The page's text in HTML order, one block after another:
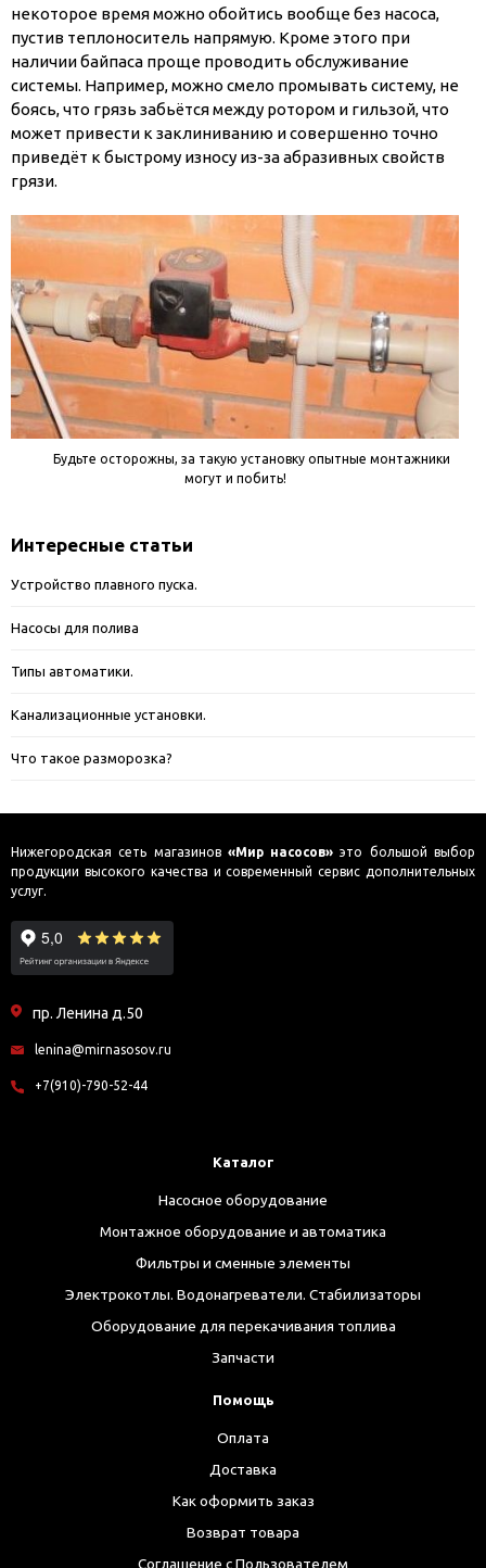
Интересные статьи
Устройство плавного пуска.
Насосы для полива
Типы автоматики.
Канализационные установки.
Что такое разморозка?
некоторое время можно обойтись вообще без насоса,
пустив теплоноситель напрямую. Кроме этого при
наличии байпаса проще проводить обслуживание
системы. Например, можно смело промывать систему, не
боясь, что грязь забьётся между ротором и гильзой, что
может привести к заклиниванию и совершенно точно
приведёт к быстрому износу из-за абразивных свойств
грязи.
Будьте осторожны, за такую установку опытные монтажники
могут и побить!
Нижегородская сеть магазинов «Мир насосов» это большой выбор
продукции высокого качества и современный сервис дополнительных
услуг.
пр. Ленина д.50
lenina@mirnasosov.ru
+7(910)-790-52-44
Каталог
Насосное оборудование
Монтажное оборудование и автоматика
Фильтры и сменные элементы
Электрокотлы. Водонагреватели. Стабилизаторы
Оборудование для перекачивания топлива
Запчасти
Помощь
Оплата
Доставка
Как оформить заказ
Возврат товара
Соглашение с Пользователем